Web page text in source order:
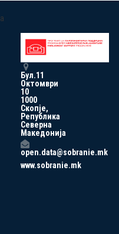
a
Бул.11
Октомври
10
1000
Скопје,
Република
Северна
Македонија
open.data@sobranie.mk
www.sobranie.mk